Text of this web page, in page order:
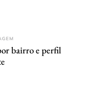
bairro e perfil